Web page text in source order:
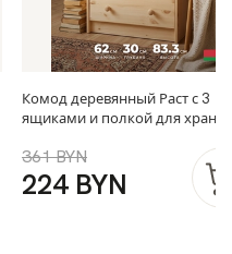
Комод деревянный Раст с 3
ящиками и полкой для
361 BYN
224 BYN